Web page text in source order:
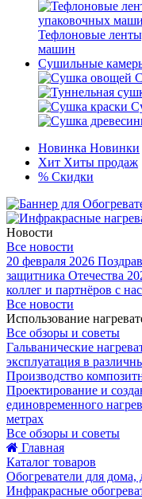
Тефлоновые
машин
Сушильные
Новинка Новинки
Хит Хиты продаж
% Скидки
Новости
Все новости
20 февраля 2026
защитника Отечества
коллег и партнёров с
Все новости
Использование
Все обзоры и советы
Гальванические
эксплуатация в
Производство
Проектирование и
единовременного
метрах
Все обзоры и советы
Главная
Каталог товаров
Обогреватели для дома,
Инфракрасные